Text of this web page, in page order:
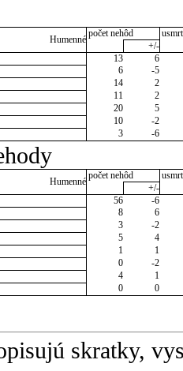
Humenné
počet nehôd
+/-
13
6
6
-5
14
2
11
2
20
5
10
-2
3 -6
Humenné
počet nehôd
+/-
56
-6
8
6
3
-2
5
4
1
1
0
-2
4
1
0 0
skratky,